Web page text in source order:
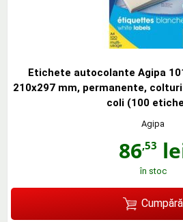
Etichete autocolante Agipa
210x297 mm, permanente,
coli (100
Agipa
86,53
în stoc
Cumpără